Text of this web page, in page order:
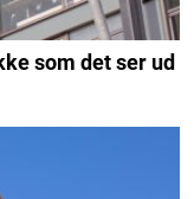
som det ser ud